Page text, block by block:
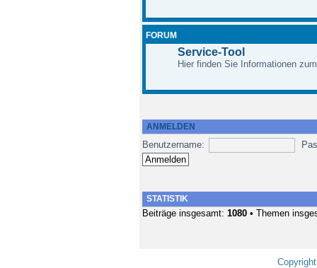
FORUM
Service-Tool
Hier finden Sie Informationen
ANMELDEN
Benutzername:
STATISTIK
Beiträge insgesamt: 1080• Themen